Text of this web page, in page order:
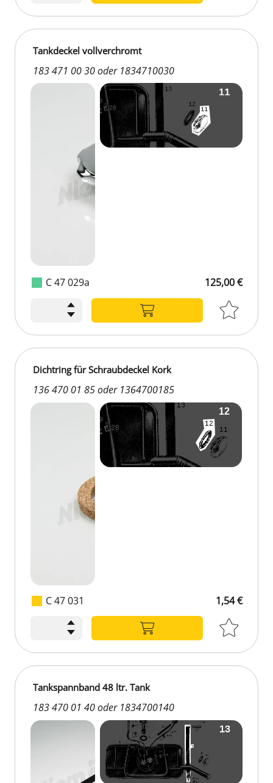
C 47 029a
Tankdeckel vollverchromt
183 471 00 30 oder 1834710030
125,00 €
C 47 031
Dichtring für Schraubdeckel Kork
136 470 01 85 oder 1364700185
1,54 €
Tankspannband 48 ltr. Tank
183 470 01 40 oder 1834700140